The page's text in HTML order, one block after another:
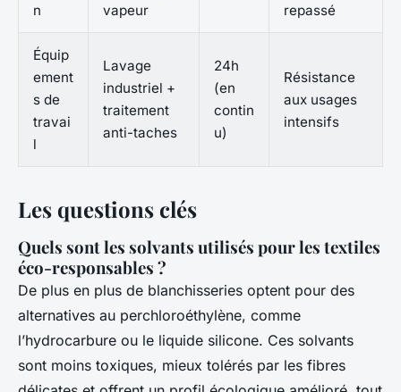
n
vapeur
repassé
Équip
ement
s de
travai
l
Lavage
industriel +
traitement
anti-taches
24h
(en
contin
u)
Résistance
aux usages
intensifs
Les questions clés
Quels sont les solvants utilisés pour les textiles
éco-responsables ?
De plus en plus de blanchisseries optent pour des
alternatives au perchloroéthylène, comme
l’hydrocarbure ou le liquide silicone. Ces solvants
sont moins toxiques, mieux tolérés par les fibres